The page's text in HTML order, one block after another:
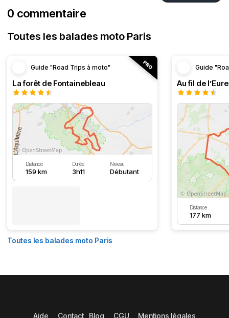
0 commentaire
Toutes les balades moto Paris
Guide "Road Trips à moto"
La forêt de Fontainebleau
Distance
159 km
Durée
3h11
Niveau
Débutant
Guide
Au fil de l’Eure
Distance
177 km
Toutes les balades moto Paris
Aide Contact Blog CGU Mentions légales